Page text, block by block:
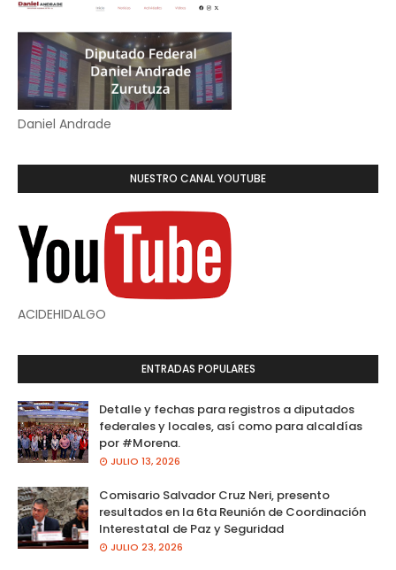
Daniel Andrade
NUESTRO CANAL YOUTUBE
ACIDEHIDALGO
ENTRADAS POPULARES
Detalle y fechas para registros a diputados
federales y locales, así como para alcaldías
por #Morena.
JULIO 13, 2026
Comisario Salvador Cruz Neri, presento
resultados en la 6ta Reunión de Coordinación
Interestatal de Paz y Seguridad
JULIO 23, 2026